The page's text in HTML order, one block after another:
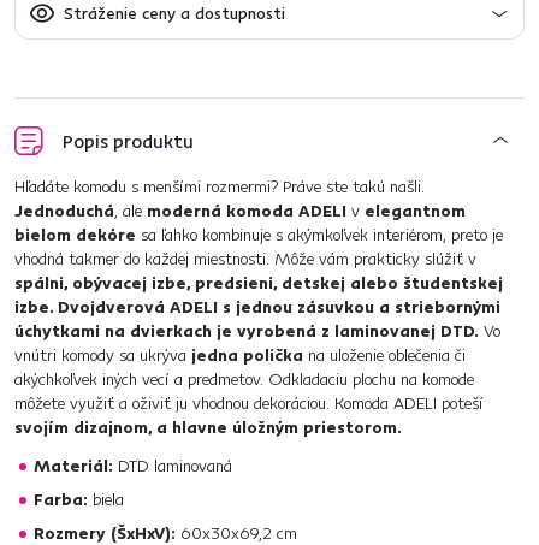
Stráženie ceny a dostupnosti
Popis produktu
Hľadáte komodu s menšími rozmermi? Práve ste takú našli.
Jednoduchá, ale moderná komoda ADELI v elegantnom
bielom dekóre sa ľahko kombinuje s akýmkoľvek interiérom, preto je
vhodná takmer do každej miestnosti. Môže vám prakticky slúžiť v
spálni, obývacej izbe, predsieni, detskej alebo študentskej
izbe. Dvojdverová ADELI s jednou zásuvkou a striebornými
úchytkami na dvierkach je vyrobená z laminovanej DTD. Vo
vnútri komody sa ukrýva jedna polička na uloženie oblečenia či
akýchkoľvek iných vecí a predmetov. Odkladaciu plochu na komode
môžete využiť a oživiť ju vhodnou dekoráciou. Komoda ADELI poteší
svojím dizajnom, a hlavne úložným priestorom.
Materiál: DTD laminovaná
Farba: biela
Rozmery (ŠxHxV): 60x30x69,2 cm